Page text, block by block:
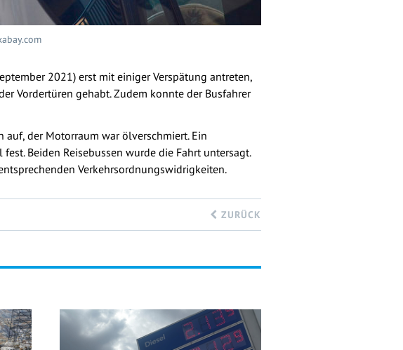
2021) erst mit einiger Verspätung antreten,
Vordertüren gehabt. Zudem konnte der Busfahrer
der Motorraum war ölverschmiert. Ein
Beiden Reisebussen wurde die Fahrt untersagt.
Verkehrsordnungswidrigkeiten.
ZURÜCK